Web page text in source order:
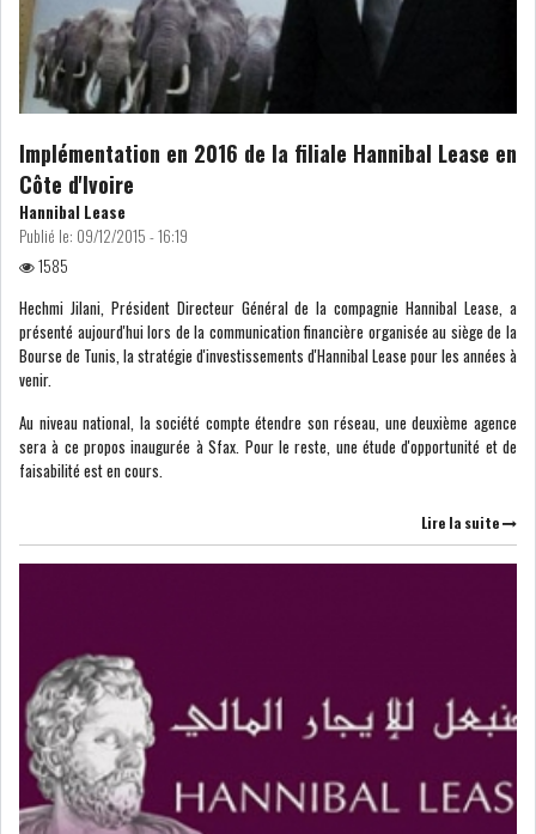
Implémentation en 2016 de la filiale Hannibal Lease en
Côte d'Ivoire
Hannibal Lease
Publié le: 09/12/2015 - 16:19
1585
Hechmi Jilani, Président Directeur Général de la compagnie Hannibal Lease, a
présenté aujourd'hui lors de la communication financière organisée au siège de la
Bourse de Tunis, la stratégie d'investissements d'Hannibal Lease pour les années à
venir.
Au niveau national, la société compte étendre son réseau, une deuxième agence
sera à ce propos inaugurée à Sfax. Pour le reste, une étude d'opportunité et de
faisabilité est en cours.
Lire la suite